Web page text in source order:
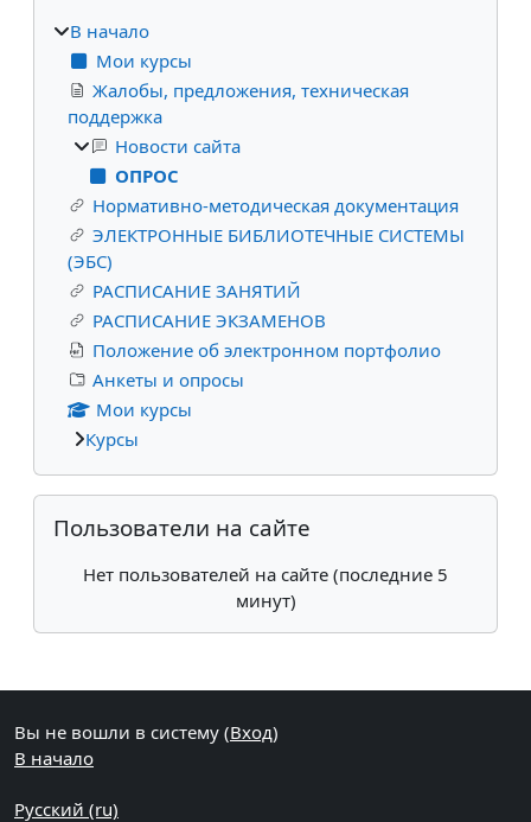
В начало
Мои курсы
Жалобы, предложения, техническая
поддержка
Новости сайта
ОПРОС
Нормативно-методическая документация
ЭЛЕКТРОННЫЕ БИБЛИОТЕЧНЫЕ СИСТЕМЫ
(ЭБС)
РАСПИСАНИЕ ЗАНЯТИЙ
РАСПИСАНИЕ ЭКЗАМЕНОВ
Положение об электронном портфолио
Анкеты и опросы
Мои курсы
Курсы
Пропустить Пользователи на сайте
Пользователи на сайте
Нет пользователей на сайте (последние 5
минут)
Дополнительные блоки
Вы не вошли в систему (Вход)
В начало
Русский ‎(ru)‎